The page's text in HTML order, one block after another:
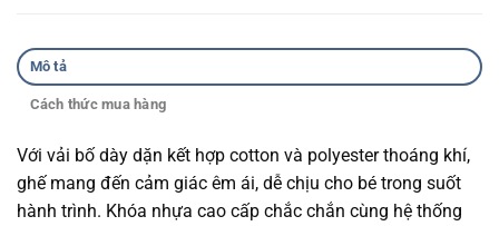
Mô tả
Cách thức mua hàng
Với vải bố dày dặn kết hợp cotton và polyester thoáng khí,
ghế mang đến cảm giác êm ái, dễ chịu cho bé trong suốt
hành trình. Khóa nhựa cao cấp chắc chắn cùng hệ thống